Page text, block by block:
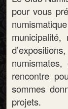
pour vous
rencontre
sommes
projets.